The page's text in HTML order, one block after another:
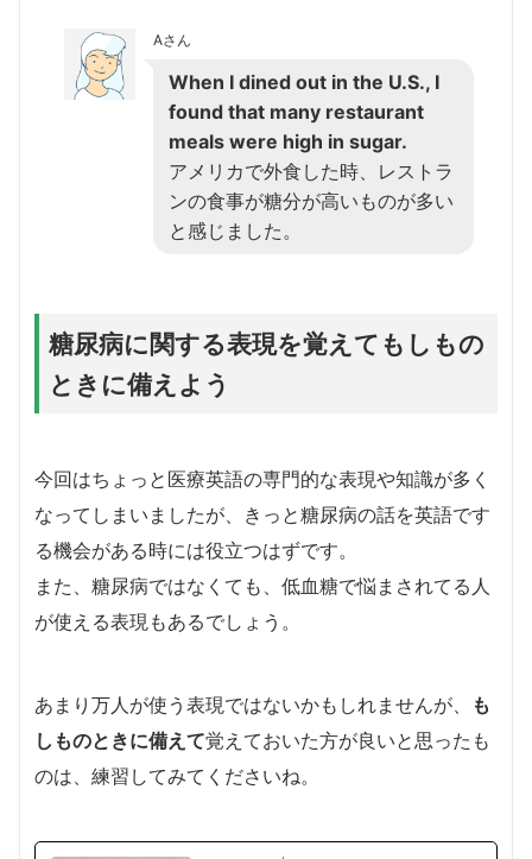
Aさん
When I dined out in the U.S., I
found that many restaurant
meals were high in sugar.
アメリカで外食した時、レストラ
ンの食事が糖分が高いものが多い
と感じました。
糖尿病に関する表現を覚えてもしもの
ときに備えよう
今回はちょっと医療英語の専門的な表現や知識が多く
なってしまいましたが、きっと糖尿病の話を英語です
る機会がある時には役立つはずです。
また、糖尿病ではなくても、低血糖で悩まされてる人
が使える表現もあるでしょう。
あまり万人が使う表現ではないかもしれませんが、
も
しものときに備えて覚えておいた方が良いと思ったも
のは、練習してみてくださいね。